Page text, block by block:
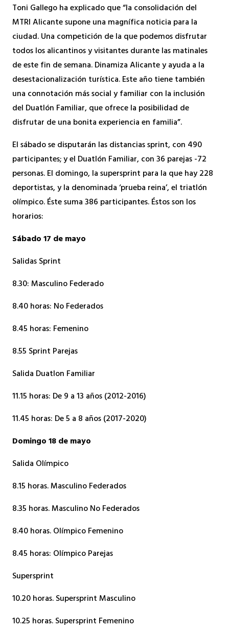
Toni Gallego ha explicado que “la consolidación del
MTRI Alicante supone una magnífica noticia para la
ciudad. Una competición de la que podemos disfrutar
todos los alicantinos y visitantes durante las matinales
de este fin de semana. Dinamiza Alicante y ayuda a la
desestacionalización turística. Este año tiene también
una connotación más social y familiar con la inclusión
del Duatlón Familiar, que ofrece la posibilidad de
disfrutar de una bonita experiencia en familia”.
El sábado se disputarán las distancias sprint, con 490
participantes; y el Duatlón Familiar, con 36 parejas -72
personas. El domingo, la supersprint para la que hay 228
deportistas, y la denominada ‘prueba reina’, el triatlón
olímpico. Éste suma 386 participantes. Éstos son los
horarios:
Sábado 17 de mayo
Salidas Sprint
8.30: Masculino Federado
8.40 horas: No Federados
8.45 horas: Femenino
8.55 Sprint Parejas
Salida Duatlon Familiar
11.15 horas: De 9 a 13 años (2012-2016)
11.45 horas: De 5 a 8 años (2017-2020)
Domingo 18 de mayo
Salida Olímpico
8.15 horas. Masculino Federados
8.35 horas. Masculino No Federados
8.40 horas. Olímpico Femenino
8.45 horas: Olímpico Parejas
Supersprint
10.20 horas. Supersprint Masculino
10.25 horas. Supersprint Femenino